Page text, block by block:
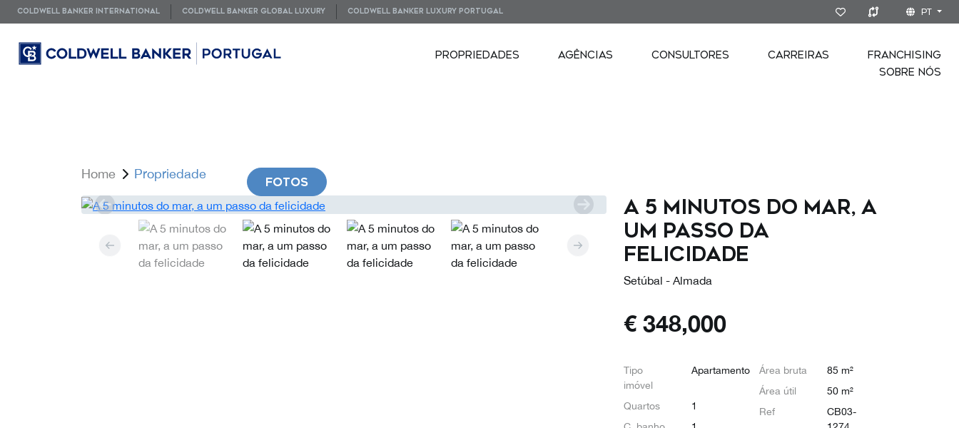
COLDWELL BANKER INTERNATIONAL COLDWELL BANKER GLOBAL LUXURY COLDWELL BANKER LUXURY PORTUGAL PT
PROPRIEDADES AGÊNCIAS CONSULTORES CARREIRAS
FRANCHISING
SOBRE NÓS
Home Propriedade
FOTOS
A 5 minutos do mar, a
um passo da
felicidade
Setúbal - Almada
€ 348,000
Tipo
imóvel
Apartamento
Quartos
1
Área bruta
85 m²
Área útil
50 m²
Ref
CB03-